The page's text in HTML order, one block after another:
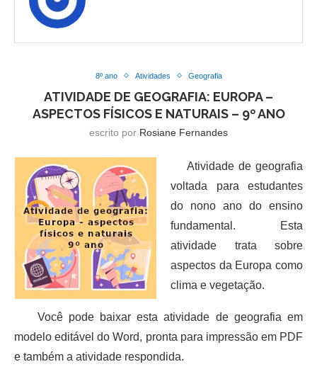
8º ano Atividades Geografia
ATIVIDADE DE GEOGRAFIA: EUROPA –
ASPECTOS FÍSICOS E NATURAIS – 9º ANO
escrito por Rosiane Fernandes
Atividade de geografia
voltada para estudantes
do nono ano do ensino
fundamental. Esta
atividade trata sobre
aspectos da Europa como
clima e vegetação.
Você pode baixar esta atividade de geografia em
modelo editável do Word, pronta para impressão em PDF
e também a atividade respondida.